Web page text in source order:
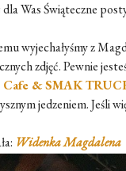
Was Świąteczne
wyjechałyśmy z
zdjęć. Pewnie
Cafe & SMAK
jedzeniem. Jeśli
Widenka Magdalena